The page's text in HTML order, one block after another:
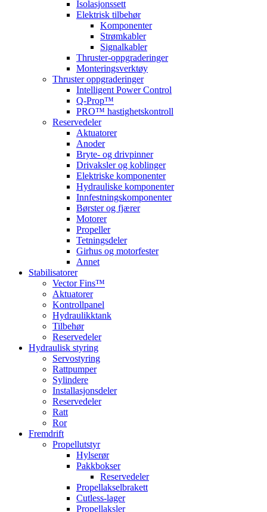
Isolasjonssett
Elektrisk tilbehør
Komponenter
Strømkabler
Signalkabler
Thruster-oppgraderinger
Monteringsverktøy
Thruster oppgraderinger
Intelligent Power Control
Q-Prop™
PRO™ hastighetskontroll
Reservedeler
Aktuatorer
Anoder
Bryte- og drivpinner
Drivaksler og koblinger
Elektriske komponenter
Hydrauliske komponenter
Innfestningskomponenter
Børster og fjærer
Motorer
Propeller
Tetningsdeler
Girhus og motorfester
Annet
Stabilisatorer
Vector Fins™
Aktuatorer
Kontrollpanel
Hydraulikktank
Tilbehør
Reservedeler
Hydraulisk styring
Servostyring
Rattpumper
Sylindere
Installasjonsdeler
Reservedeler
Ratt
Ror
Fremdrift
Propellutstyr
Hylserør
Pakkbokser
Reservedeler
Propellakselbrakett
Cutless-lager
Propellaksler